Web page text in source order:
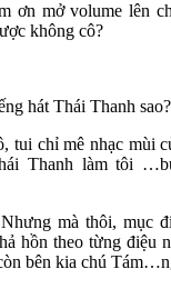
ơn mở volume lên
không cô?
hát Thái Thanh
tui chỉ mê nhạc mùi
Thanh làm tôi
mà thôi, mục
hồn theo từng điệu
bên kia chú